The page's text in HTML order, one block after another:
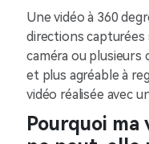
Une vidéo à 360
directions capturées
caméra ou plusieurs
et plus agréable à
vidéo réalisée avec
Pourquoi ma